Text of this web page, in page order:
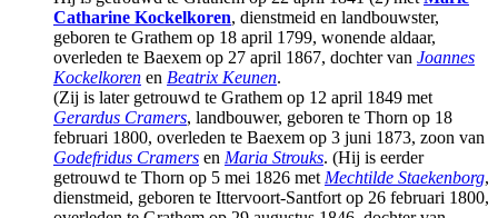
Catharine Kockelkoren, dienstmeid en landbouwster,
geboren te Grathem op 18 april 1799, wonende aldaar,
overleden te Baexem op 27 april 1867, dochter van Joannes
Kockelkoren en Beatrix Keunen.
(Zij is later getrouwd te Grathem op 12 april 1849 met
Gerardus Cramers, landbouwer, geboren te Thorn op 18
februari 1800, overleden te Baexem op 3 juni 1873, zoon van
Godefridus Cramers en Maria Strouks. (Hij is eerder
getrouwd te Thorn op 5 mei 1826 met Mechtilde Staekenborg,
dienstmeid, geboren te Ittervoort-Santfort op 26 februari 1800,